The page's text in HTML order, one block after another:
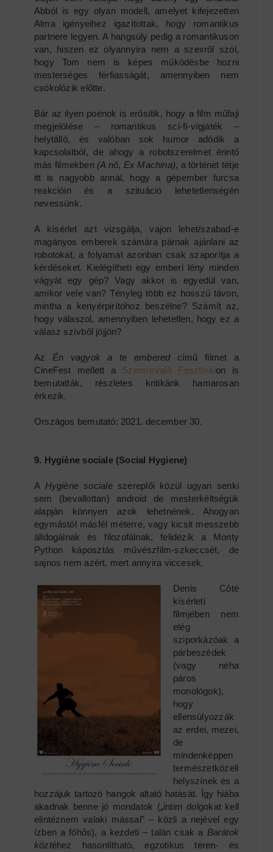
Abból is egy olyan modell, amelyet kifejezetten
Alma igényeihez igazítottak, hogy romantikus
partnere legyen. A hangsúly pedig a romantikuson
van, hiszen ez olyannyira nem a szexről szól,
hogy Tom nem is képes működésbe hozni
mesterséges férfiasságát, amennyiben nem
csókolózik előtte.
Bár az ilyen poénok is erősítik, hogy a film műfaji
megjelölése – romantikus sci-fi-vígjáték –
helytálló, és valóban sok humor adódik a
kapcsolatból, de ahogy a robotszerelmet érintő
más filmekben (A nő, Ex Machina), a történet tétje
itt is nagyobb annál, hogy a gépember furcsa
reakcióin és a szituáció lehetetlenségén
nevessünk.
A kísérlet azt vizsgálja, vajon lehet/szabad-e
magányos emberek számára párnak ajánlani az
robotokat, a folyamat azonban csak szaporítja a
kérdéseket. Kielégítheti egy emberi lény minden
vágyát egy gép? Vagy akkor is egyedül van,
amikor vele van? Tényleg több ez hosszú távon,
mintha a kenyérpirítóhoz beszélne? Számít az,
hogy válaszol, amennyiben lehetetlen, hogy ez a
válasz szívből jöjjön?
Az Én vagyok a te emberedcímű filmet a
CineFest mellett a Szemrevaló Fesztiválon is
bemutatták, részletes kritikánk hamarosan
érkezik.
Országos bemutató: 2021. december 30.
9. Hygiène sociale (Social Hygiene)
A Hygiène socialeszereplői közül ugyan senki
sem (bevallottan) android de mesterkéltségük
alapján könnyen azok lehetnének. Ahogyan
egymástól másfél méterre, vagy kicsit messzebb
álldogálnak és filozofálnak, felidézik a Monty
Python káposztás művészfilm-szkeccsét, de
sajnos nem azért, mert annyira viccesek.
Denis Côté
kísérleti
filmjében nem
elég
sziporkázóak a
párbeszédek
(vagy néha
páros
monológok),
hogy
ellensúlyozzák
az erdei, mezei,
de
mindenképpen
természetközeli
helyszínek és a
hozzájuk tartozó hangok altató hatását. Így hiába
akadnak benne jó mondatok („intim dolgokat kell
elintéznem valaki mással” – közli a nejével egy
ízben a főhős), a kezdeti – talán csak a Barátok
köztéhez hasonlítható, egzotikus
téren- és